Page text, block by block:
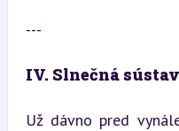
---
IV. Slnečná
Už dávno pred